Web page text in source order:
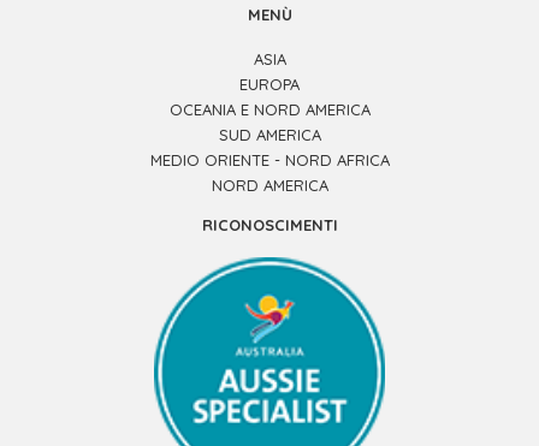
MENÙ
ASIA
EUROPA
OCEANIA E NORD AMERICA
SUD AMERICA
MEDIO ORIENTE - NORD AFRICA
NORD AMERICA
RICONOSCIMENTI